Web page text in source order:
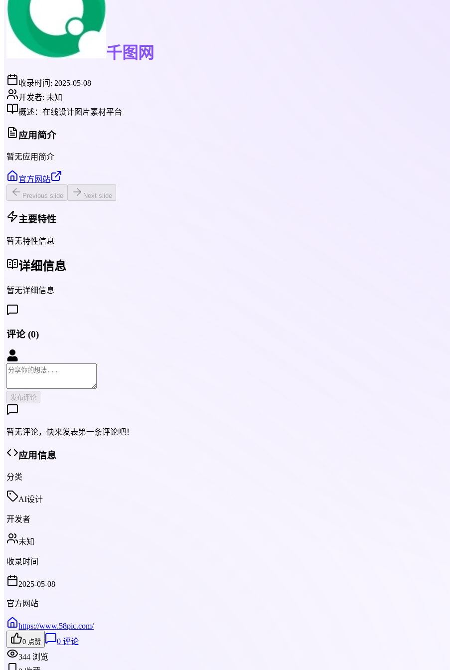
千图网
收录时间: 2025-05-08
开发者: 未知
概述：在线设计图片素材平台
应用简介
暂无应用简介
官方网站
Previous slide Next slide
主要特性
暂无特性信息
详细信息
暂无详细信息
评论(0)
发布评论
暂无评论，快来发表第一条评论吧！
应用信息
分类
AI设计
开发者
未知
收录时间
2025-05-08
官方网站
https://www.58pic.com/
0 点赞 0 评论
344 浏览